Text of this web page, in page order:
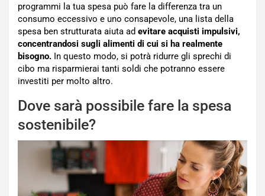
programmi la tua spesa può fare la differenza tra un
consumo eccessivo e uno consapevole, una lista della
spesa ben strutturata aiuta ad evitare acquisti impulsivi,
concentrandosi sugli alimenti di cui si ha realmente
bisogno. In questo modo, si potrà ridurre gli sprechi di
cibo ma risparmierai tanti soldi che potranno essere
investiti per molto altro.
Dove sarà possibile fare la spesa
sostenibile?